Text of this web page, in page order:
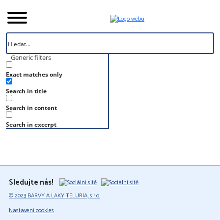
Generic filters
Exact matches only
Search in title
Search in content
Search in excerpt
Úvod
Vzorník
S 5020-R90B
S 5020-R90B
Sledujte nás!
© 2023 BARVY A LAKY TELURIA, s.r.o.
Nastavení cookies